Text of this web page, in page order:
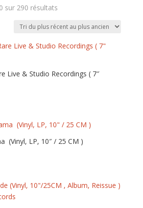
sur 290 résultatsTrié
plus
ancien
Live & Studio Recordings ( 7″
(Vinyl, LP, 10″ / 25 CM )